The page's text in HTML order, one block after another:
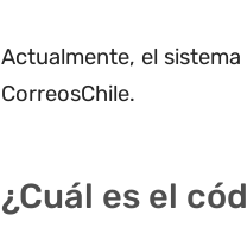
Actualmente, el
CorreosChile.
¿Cuál es el